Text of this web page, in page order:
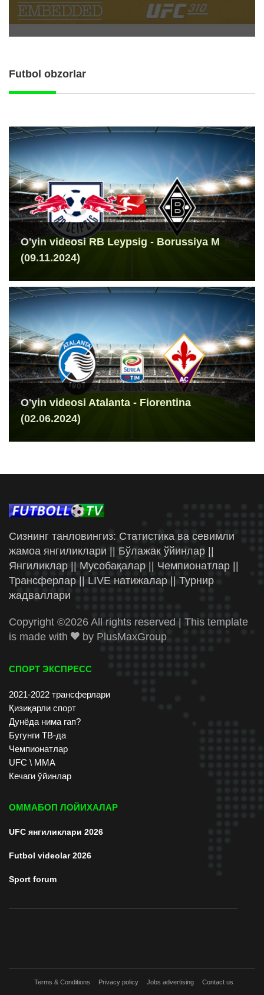
Futbol obzorlar
O'yin videosi RB Leypsig - Borussiya M
(09.11.2024)
O'yin videosi Atalanta - Fiorentina
(02.06.2024)
Сизнинг танловингиз: Статистика ва севимли
жамоа янгиликлари || Бўлажак ўйинлар ||
Янгиликлар || Мусобақалар || Чемпионатлар ||
Трансферлар || LIVE натижалар || Турнир
жадваллари
Copyright ©2026 All rights reserved | This template
is made with
by PlusMaxGroup
СПОРТ ЭКСПРЕСС
2021-2022 трансферлари
Қизиқарли спорт
Дунёда нима гап?
Бугунги ТВ-да
Чемпионатлар
UFC \ ММА
Кечаги ўйинлар
ОММАБОП ЛОЙИХАЛАР
UFC янгиликлари 2026
Futbol videolar 2026
Sport forum
Terms & Conditions Privacy policy Jobs advertising Contact us